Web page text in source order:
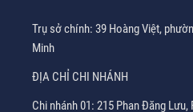
Trụ sở chính: 39 Hoàng Việt,
Minh
ĐỊA CHỈ CHI NHÁNH
Chi nhánh 01: 215 Phan Đăng Lưu,